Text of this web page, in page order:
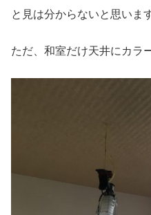
と見は分からないと思いま
ただ、和室だけ天井にカラ